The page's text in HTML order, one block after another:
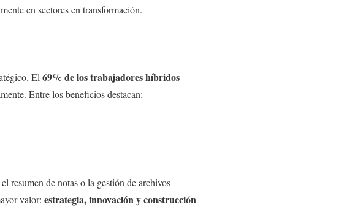
en sectores en transformación.
El 69% de los trabajadores híbridos
Entre los beneficios destacan:
resumen de notas o la gestión de archivos
valor: estrategia, innovación y construcción